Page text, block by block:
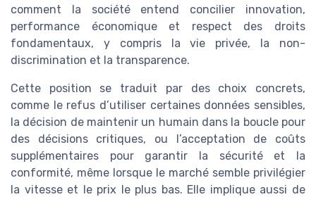
comment la société entend concilier innovation,
performance économique et respect des droits
fondamentaux, y compris la vie privée, la non-
discrimination et la transparence.
Cette position se traduit par des choix concrets,
comme le refus d’utiliser certaines données sensibles,
la décision de maintenir un humain dans la boucle pour
des décisions critiques, ou l’acceptation de coûts
supplémentaires pour garantir la sécurité et la
conformité, même lorsque le marché semble privilégier
la vitesse et le prix le plus bas. Elle implique aussi de